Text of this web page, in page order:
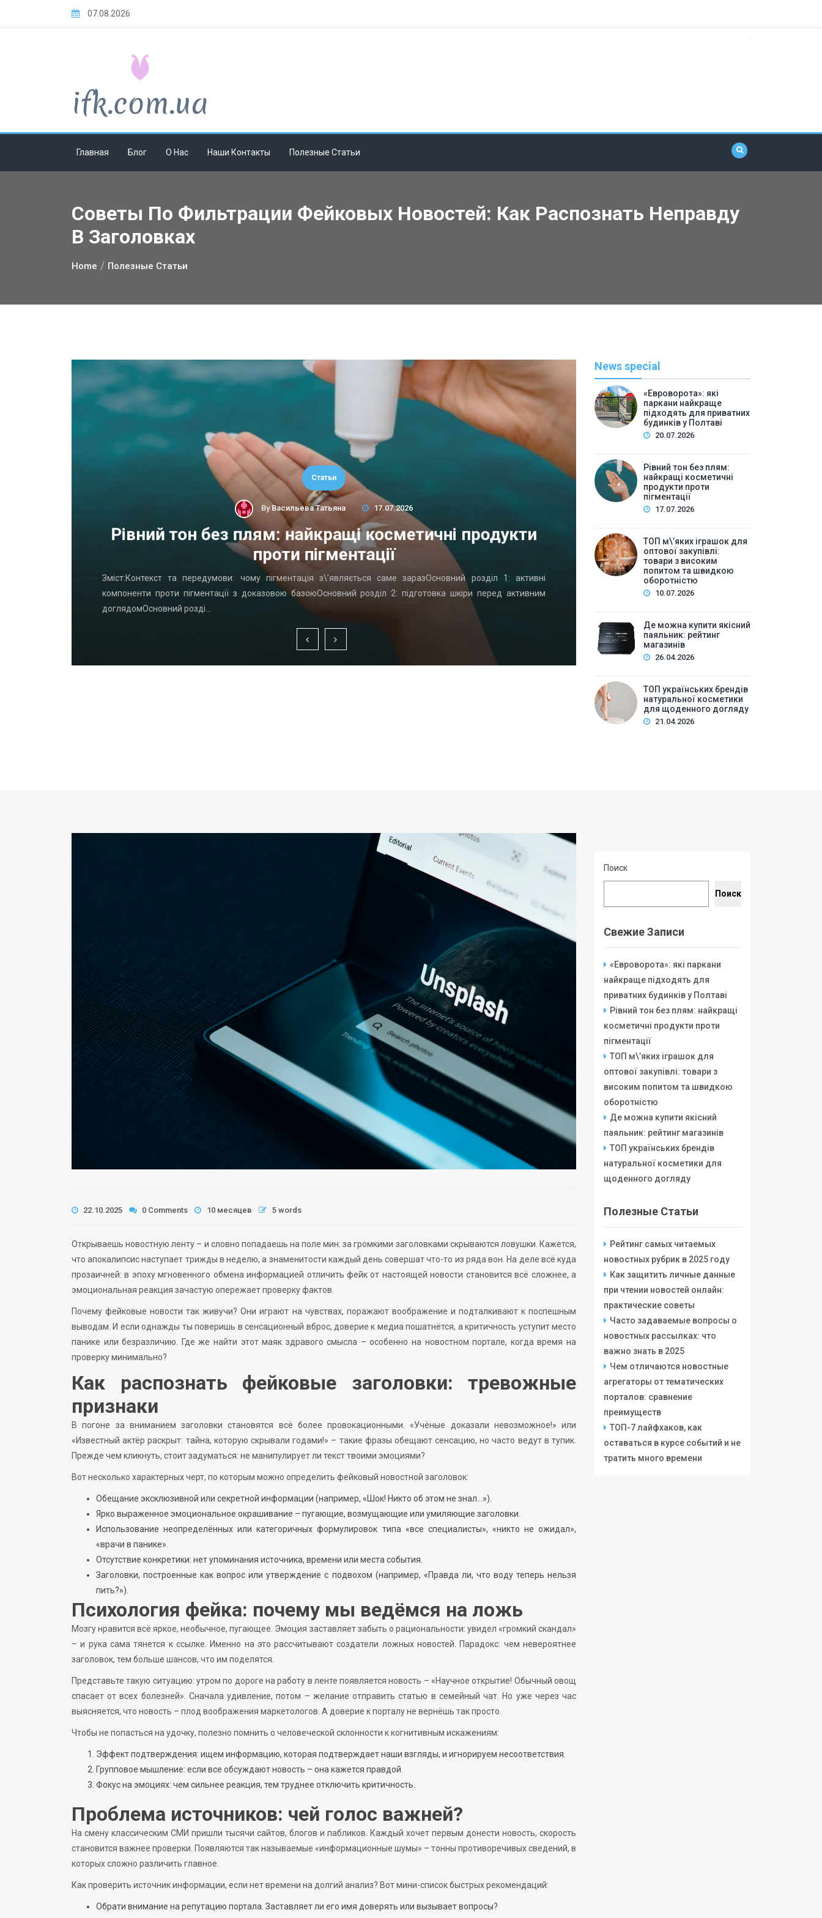
07.08.2026
Главная Блог О Нас Наши Контакты Полезные Статьи
Советы По Фильтрации Фейковых Новостей: Как Распознать Неправду
В Заголовках
Home Полезные Статьи
Статьи
By Васильева Татьяна 17.07.2026
Рівний тон без плям: найкращі косметичні продукти
проти пігментації
Зміст:Контекст та передумови: чому пігментація з\’являється саме заразОсновний розділ 1: активні
компоненти проти пігментації з доказовою базоюОсновний розділ 2: підготовка шкіри перед активним
доглядомОсновний розді…
ТОП м\’яких іграшок для
високим попитом
Зміст:Історія попиту на м\’які іграшки: від
оптової закупівлі у 2026 роціKalibri — лідер за
News special
«Евроворота»: які
паркани найкраще
підходять для приватних
будинків у Полтаві
20.07.2026
Рівний тон без плям:
найкращі косметичні
продукти проти
пігментації
17.07.2026
ТОП м\’яких іграшок для
оптової закупівлі:
товари з високим
попитом та швидкою
оборотністю
10.07.2026
Де можна купити якісний
паяльник: рейтинг
магазинів
26.04.2026
ТОП українських брендів
натуральної косметики
для щоденного догляду
21.04.2026
22.10.2025 0 Comments 10 месяцев 5 words
Открываешь новостную ленту – и словно попадаешь на поле мин: за громкими заголовками скрываются ловушки. Кажется,
что апокалипсис наступает трижды в неделю, а знаменитости каждый день совершат что-то из ряда вон. На деле всё куда
прозаичней: в эпоху мгновенного обмена информацией отличить фейк от настоящей новости становится всё сложнее, а
эмоциональная реакция зачастую опережает проверку фактов.
Почему фейковые новости так живучи? Они играют на чувствах, поражают воображение и подталкивают к поспешным
выводам. И если однажды ты поверишь в сенсационный вброс, доверие к медиа пошатнётся, а критичность уступит место
панике или безразличию. Где же найти этот маяк здравого смысла – особенно на новостном портале, когда время на
проверку минимально?
Как распознать фейковые заголовки: тревожные
признаки
В погоне за вниманием заголовки становятся всё более провокационными. «Учёные доказали невозможное!» или
«Известный актёр раскрыт: тайна, которую скрывали годами!» – такие фразы обещают сенсацию, но часто ведут в тупик.
Прежде чем кликнуть, стоит задуматься: не манипулирует ли текст твоими эмоциями?
Вот несколько характерных черт, по которым можно определить фейковый новостной заголовок:
Обещание эксклюзивной или секретной информации (например, «Шок! Никто об этом не знал…»).
Ярко выраженное эмоциональное окрашивание – пугающие, возмущающие или умиляющие заголовки.
Использование неопределённых или категоричных формулировок типа «все специалисты», «никто не ожидал»,
«врачи в панике».
Отсутствие конкретики: нет упоминания источника, времени или места события.
Заголовки, построенные как вопрос или утверждение с подвохом (например, «Правда ли, что воду теперь нельзя
пить?»).
Психология фейка: почему мы ведёмся на ложь
Мозгу нравится всё яркое, необычное, пугающее. Эмоция заставляет забыть о рациональности: увидел «громкий скандал»
– и рука сама тянется к ссылке. Именно на это рассчитывают создатели ложных новостей. Парадокс: чем невероятнее
заголовок, тем больше шансов, что им поделятся.
Представьте такую ситуацию: утром по дороге на работу в ленте появляется новость – «Научное открытие! Обычный овощ
спасает от всех болезней». Сначала удивление, потом – желание отправить статью в семейный чат. Но уже через час
выясняется, что новость – плод воображения маркетологов. А доверие к порталу не вернёшь так просто.
Чтобы не попасться на удочку, полезно помнить о человеческой склонности к когнитивным искажениям:
Эффект подтверждения: ищем информацию, которая подтверждает наши взгляды, и игнорируем несоответствия.
Групповое мышление: если все обсуждают новость – она кажется правдой.
Фокус на эмоциях: чем сильнее реакция, тем труднее отключить критичность.
Проблема источников: чей голос важней?
На смену классическим СМИ пришли тысячи сайтов, блогов и пабликов. Каждый хочет первым донести новость, скорость
становится важнее проверки. Появляются так называемые «информационные шумы» – тонны противоречивых сведений, в
которых сложно различить главное.
Как проверить источник информации, если нет времени на долгий анализ? Вот мини-список быстрых рекомендаций:
Обрати внимание на репутацию портала. Заставляет ли его имя доверять или вызывает вопросы?
Поиск
Поиск
Свежие Записи
«Евроворота»: які паркани
найкраще підходять для
приватних будинків у Полтаві
Рівний тон без плям: найкращі
косметичні продукти проти
пігментації
ТОП м\’яких іграшок для
оптової закупівлі: товари з
високим попитом та швидкою
оборотністю
Де можна купити якісний
паяльник: рейтинг магазинів
ТОП українських брендів
натуральної косметики для
щоденного догляду
Полезные Статьи
Рейтинг самых читаемых
новостных рубрик в 2025 году
Как защитить личные данные
при чтении новостей онлайн:
практические советы
Часто задаваемые вопросы о
новостных рассылках: что
важно знать в 2025
Чем отличаются новостные
агрегаторы от тематических
порталов: сравнение
преимуществ
ТОП-7 лайфхаков, как
оставаться в курсе событий и не
тратить много времени